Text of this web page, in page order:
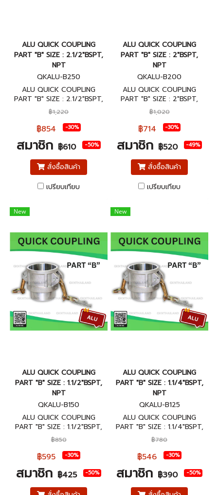
ALU QUICK COUPLING
PART "B" SIZE : 2.1/2"BSPT,
NPT
QKALU-B250
ALU QUICK COUPLING
PART "B" SIZE : 2.1/2"BSPT,
NPT ข้อต่อสวมเร็วอลูมิเนียม
พาส B ขนาด 2.1/2"BSPT,
NPT
฿1,220
฿854 -30%
สมาชิก ฿610 -50%
สั่งซื้อสินค้า
เปรียบเทียบ
ALU QUICK COUPLING
PART "B" SIZE : 2"BSPT,
NPT
QKALU-B200
ALU QUICK COUPLING
PART "B" SIZE : 2"BSPT,
NPT ข้อต่อสวมเร็วอลูมิเนียม
พาส B ขนาด 2"BSPT, NPT
฿1,020
฿714 -30%
สมาชิก ฿520 -49%
สั่งซื้อสินค้า
เปรียบเทียบ
New
ALU QUICK COUPLING
PART "B" SIZE : 1.1/2"BSPT,
NPT
QKALU-B150
ALU QUICK COUPLING
PART "B" SIZE : 1.1/2"BSPT,
NPT ข้อต่อสวมเร็วอลูมิเนียม
พาส A ขนาด 1.1/2"BSPT, NPT
฿850
฿595 -30%
สมาชิก ฿425 -50%
New
ALU QUICK COUPLING
PART "B" SIZE : 1.1/4"BSPT,
NPT
QKALU-B125
ALU QUICK COUPLING
PART "B" SIZE : 1.1/4"BSPT,
NPT ข้อต่อสวมเร็วอลูมิเนียม
พาส B ขนาด 1.1/4"BSPT, NPT
฿780
฿546 -30%
สมาชิก ฿390 -50%